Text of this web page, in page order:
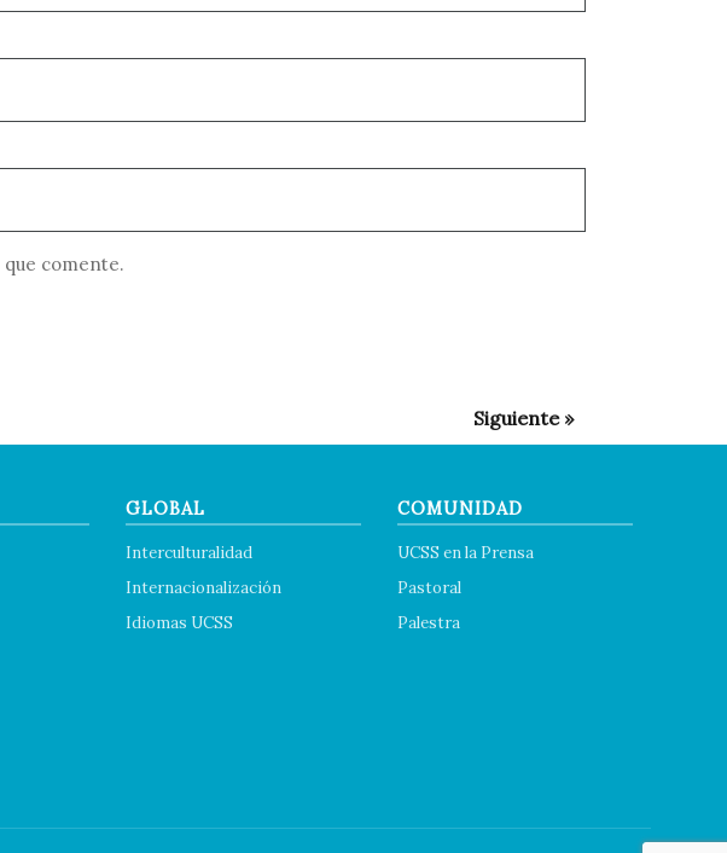
comente.
GLOBAL
Interculturalidad
Internacionalización
Idiomas UCSS
COMUNIDAD
UCSS en la Prensa
Pastoral
Palestra